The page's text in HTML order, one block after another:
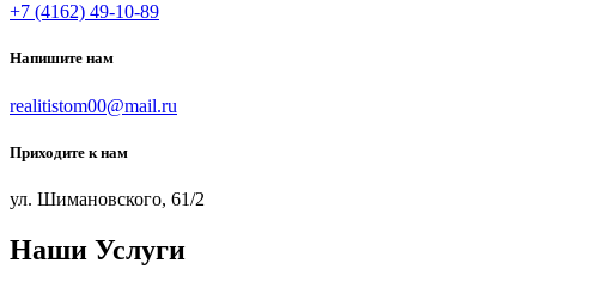
+7 (4162) 49-10-89
Напишите нам
realitistom00@mail.ru
Приходите к нам
ул. Шимановского, 61/2
Наши Услуги